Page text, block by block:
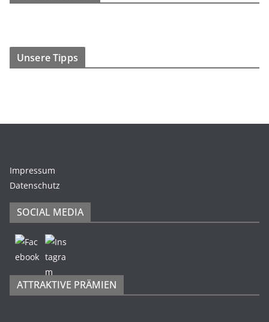
Unsere Tipps
Impressum
Datenschutz
SOCIAL MEDIA
ATTRAKTIVE PRÄMIEN